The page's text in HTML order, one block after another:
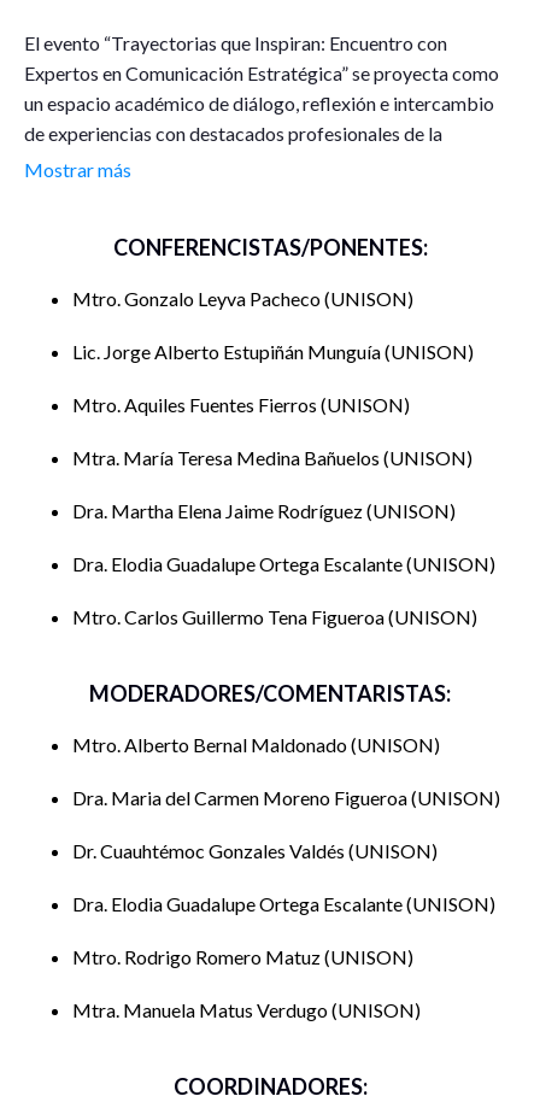
El evento “Trayectorias que Inspiran: Encuentro con
Expertos en Comunicación Estratégica” se proyecta como
un espacio académico de diálogo, reflexión e intercambio
de experiencias con destacados profesionales de la
comunicación estratégica y los estudiantes de la
El propósito central de este diálogo es inspirar a las y los
interesados en la comunicación organizacional, para que
este campo y amplíen sus horizontes de desarrollo
académico y profesional.
Durante la sesión, los expertos compartirán relatos de su
intervención y casos de éxito que han desarrollado en
internacional. Se pondrá especial atención en cómo estas
sino también en cómo han dejado huella en la formación de
Eje Especializante en Comunicación Organizacional de la
guiado por un moderador que conducirá la conversación
con preguntas detonantes orientadas a resaltar aspectos
legado de los expertos que, con su trabajo, han incidido en el
además, han contribuido de manera significativa en la
acompañan a los estudiantes desde las aulas universitarias.
Mostrar más
CONFERENCISTAS/PONENTES:
Mtro. Gonzalo Leyva Pacheco UNISON
Lic. Jorge Alberto Estupiñán Munguía UNISON
Mtro. Aquiles Fuentes Fierros UNISON
Mtra. María Teresa Medina Bañuelos UNISON
Dra. Martha Elena Jaime Rodríguez UNISON
Dra. Elodia Guadalupe Ortega Escalante UNISON
Mtro. Carlos Guillermo Tena Figueroa UNISON
MODERADORES/COMENTARISTAS:
Mtro. Alberto Bernal Maldonado UNISON
Dra. Maria del Carmen Moreno Figueroa UNISON
Dr. Cuauhtémoc Gonzales Valdés UNISON
Dra. Elodia Guadalupe Ortega Escalante UNISON
Mtro. Rodrigo Romero Matuz UNISON
Mtra. Manuela Matus Verdugo UNISON
COORDINADORES: